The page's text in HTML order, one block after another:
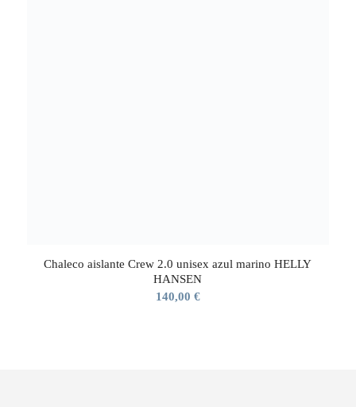
Chaleco aislante Crew 2.0 unisex azul marino HELLY
HANSEN
140,00 €